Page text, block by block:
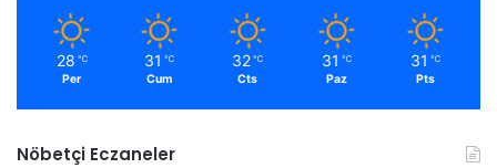
28 ℃
Per
31 ℃
Cum
32 ℃
Cts
31 ℃
Paz
31 ℃
Pts
Nöbetçi Eczaneler